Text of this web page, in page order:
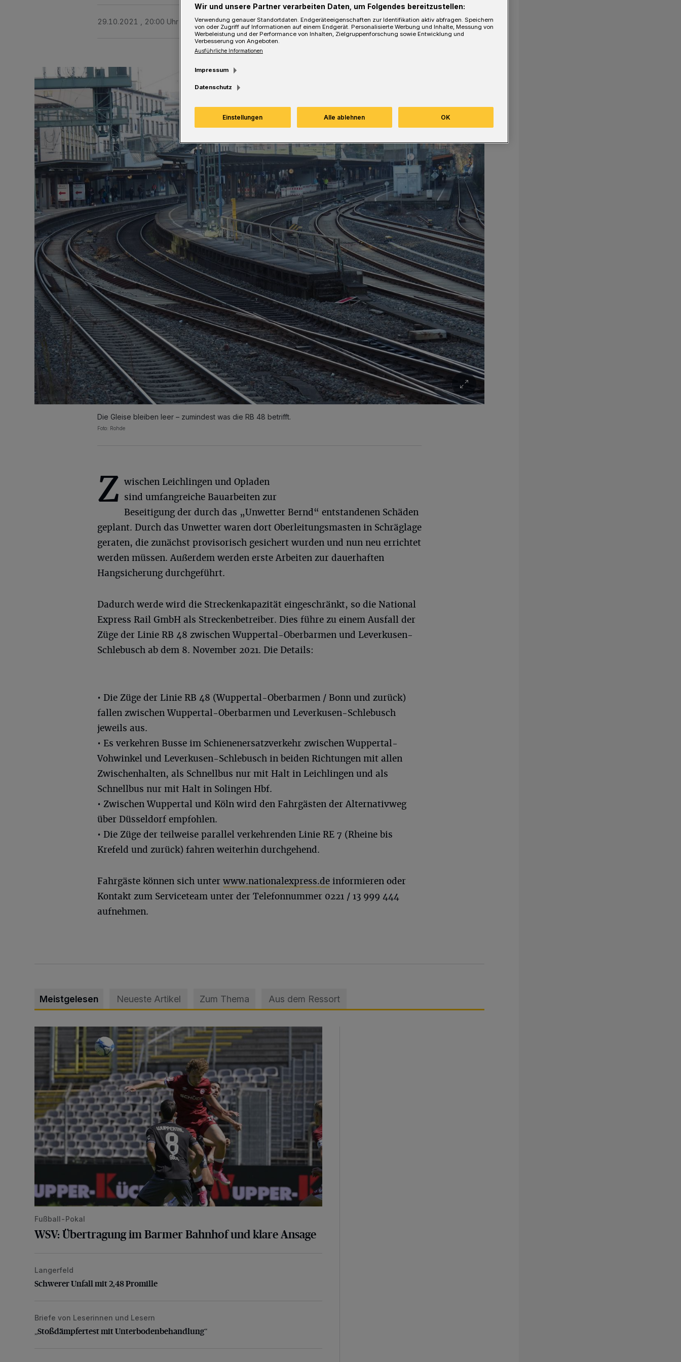
29.10.2021 , 20:00 Uhr Eine Minute Lesezeit
Die Gleise bleiben leer – zumindest was die RB 48 betrifft.
Foto: Rohde
Z wischen Leichlingen und Opladen
sind umfangreiche Bauarbeiten zur
Beseitigung der durch das „Unwetter Bernd“ entstandenen Schäden
geplant. Durch das Unwetter waren dort Oberleitungsmasten in Schräglage
geraten, die zunächst provisorisch gesichert wurden und nun neu errichtet
werden müssen. Außerdem werden erste Arbeiten zur dauerhaften
Hangsicherung durchgeführt.
Dadurch werde wird die Streckenkapazität eingeschränkt, so die National
Express Rail GmbH als Streckenbetreiber. Dies führe zu einem Ausfall der
Züge der Linie RB 48 zwischen Wuppertal-Oberbarmen und Leverkusen-
Schlebusch ab dem 8. November 2021. Die Details:
• Die Züge der Linie RB 48 (Wuppertal-Oberbarmen / Bonn und zurück)
fallen zwischen Wuppertal-Oberbarmen und Leverkusen-Schlebusch
jeweils aus.
• Es verkehren Busse im Schienenersatzverkehr zwischen Wuppertal-
Vohwinkel und Leverkusen-Schlebusch in beiden Richtungen mit allen
Zwischenhalten, als Schnellbus nur mit Halt in Leichlingen und als
Schnellbus nur mit Halt in Solingen Hbf.
• Zwischen Wuppertal und Köln wird den Fahrgästen der Alternativweg
über Düsseldorf empfohlen.
• Die Züge der teilweise parallel verkehrenden Linie RE 7 (Rheine bis
Krefeld und zurück) fahren weiterhin durchgehend.
Fahrgäste können sich unter www.nationalexpress.de informieren oder
Kontakt zum Serviceteam unter der Telefonnummer 0221 / 13 999 444
aufnehmen.
Meistgelesen Neueste Artikel Zum Thema Aus dem Ressort
WSV: Übertragung im Barmer Bahnhof und klare Ansage
Fußball-Pokal
WSV: Übertragung im Barmer Bahnhof und klare Ansage
Schwerer Unfall mit 2,48 Promille
Langerfeld
Schwerer Unfall mit 2,48 Promille
„Stoßdämpfertest mit Unterbodenbehandlung“
Briefe von Leserinnen und Lesern
„Stoßdämpfertest mit Unterbodenbehandlung“
Wir und unsere Partner verarbeiten Daten, um Folgendes bereitzustellen:
Verwendung genauer Standortdaten. Endgeräteeigenschaften zur Identifikation aktiv abfragen. Speichern
von oder Zugriff auf Informationen auf einem Endgerät. Personalisierte Werbung und Inhalte, Messung von
Werbeleistung und der Performance von Inhalten, Zielgruppenforschung sowie Entwicklung und
Verbesserung von Angeboten.
Ausführliche Informationen
Impressum
Datenschutz
Einstellungen Alle ablehnen OK